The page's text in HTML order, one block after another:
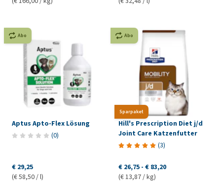
Abo
Aptus Apto-Flex Lösung
(0)
€ 29,25
(€ 58,50 / l)
Sparpaket
Abo
Hill's Prescription Diet j/d
Joint Care Katzenfutter
(3)
€ 26,75 - € 83,20
(€ 13,87 / kg)